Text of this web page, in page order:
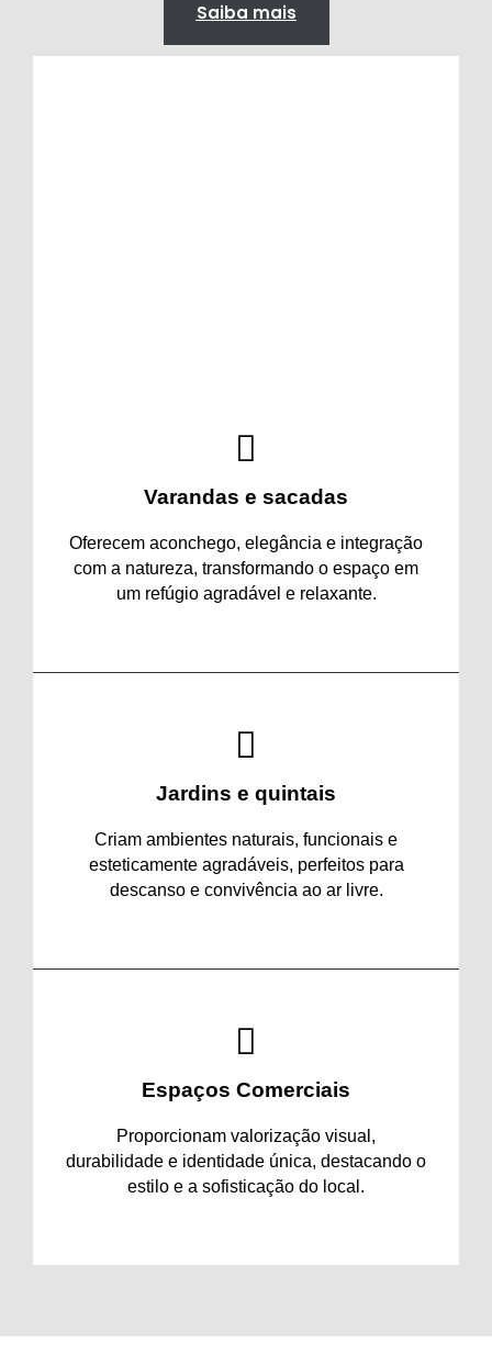
Saiba mais
Varandas e sacadas
Oferecem aconchego, elegância e integração
com a natureza, transformando o espaço em
um refúgio agradável e relaxante.
Jardins e quintais
Criam ambientes naturais, funcionais e
esteticamente agradáveis, perfeitos para
descanso e convivência ao ar livre.
Espaços Comerciais
Proporcionam valorização visual,
durabilidade e identidade única, destacando o
estilo e a sofisticação do local.